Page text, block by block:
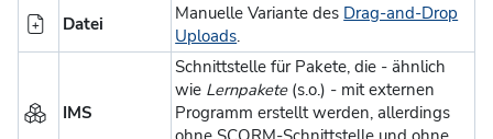
Datei
Manuelle Variante des Drag-and-Drop
Uploads.
IMS
Schnittstelle für Pakete, die - ähnlich
wie Lernpakete(s.o.) - mit externen
Programm erstellt werden, allerdings